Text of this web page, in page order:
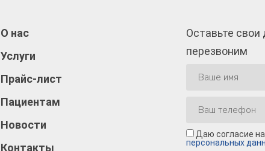
О нас
Услуги
Прайс-лист
Пациентам
Новости
Контакты
Оставьте
перезвоним
Даю согласие на
персональных